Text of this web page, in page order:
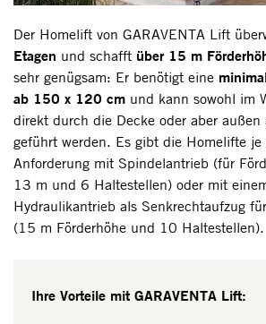
Der Homelift von GARAVENTA Lift
Etagen und schafft über 15 m
sehr genügsam: Er benötigt eine
ab 150 x 120 cm und kann sowohl im
direkt durch die Decke oder aber außen
geführt werden. Es gibt die Homelifte je
Anforderung mit Spindelantrieb (für
13 m und 6 Haltestellen) oder mit
Hydraulikantrieb als Senkrechtaufzug
(15 m Förderhöhe und 10 Haltestellen).
Ihre Vorteile mit GARAVENTA Lift: